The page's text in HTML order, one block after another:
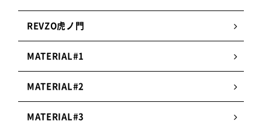
REVZO虎ノ門
MATERIAL#1
MATERIAL#2
MATERIAL#3